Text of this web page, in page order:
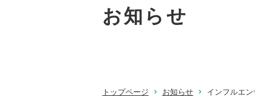
お知らせ
トップページ お知らせ インフルエ